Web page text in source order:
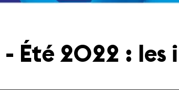
Été 2022 : les